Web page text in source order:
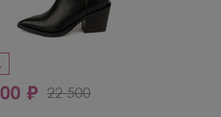
₽ 22 500